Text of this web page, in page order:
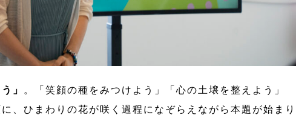
」
。「笑顔の種をみつけよう」「心の土壌を整えよう」
、ひまわりの花が咲く過程になぞらえながら本題が始まり